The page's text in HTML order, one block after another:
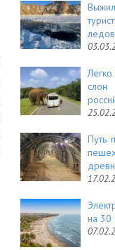
Путь
на 30